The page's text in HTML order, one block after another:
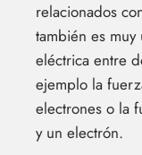
relacionados
también es
eléctrica entre
ejemplo la
electrones o la
y un electrón.